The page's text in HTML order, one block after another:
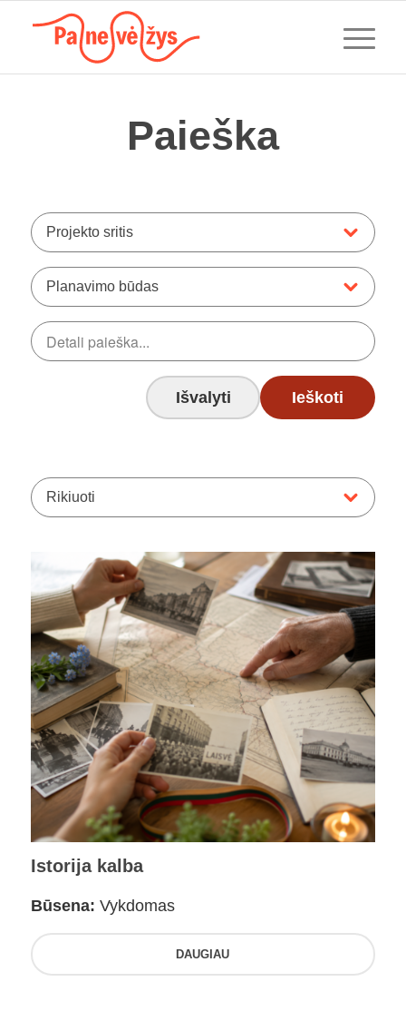
Paieška
Projekto sritis
Planavimo būdas
Išvalyti Ieškoti
Rikiuoti
Istorija kalba
Būsena: Vykdomas
DAUGIAU